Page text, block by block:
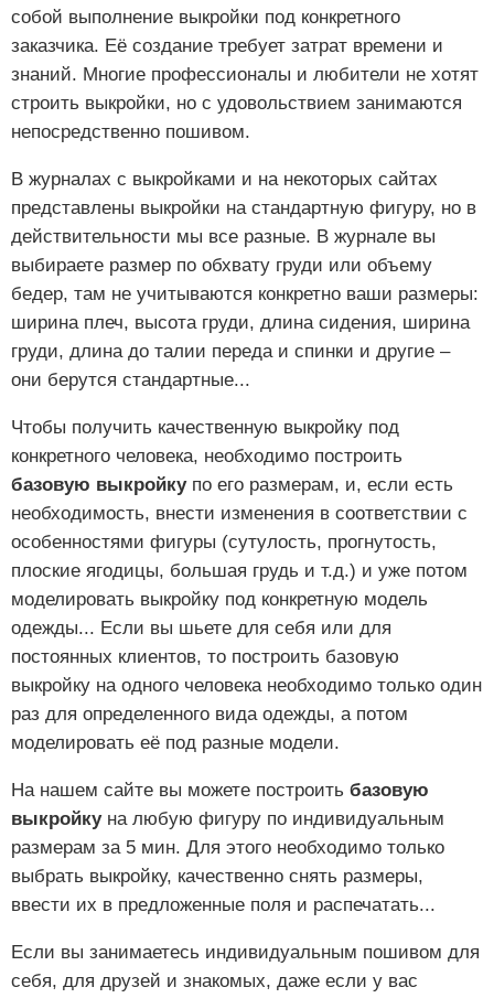
собой выполнение выкройки под конкретного
заказчика. Её создание требует затрат времени и
знаний. Многие профессионалы и любители не хотят
строить выкройки, но с удовольствием занимаются
непосредственно пошивом.
В журналах с выкройками и на некоторых сайтах
представлены выкройки на стандартную фигуру, но в
действительности мы все разные. В журнале вы
выбираете размер по обхвату груди или объему
бедер, там не учитываются конкретно ваши размеры:
ширина плеч, высота груди, длина сидения, ширина
груди, длина до талии переда и спинки и другие –
они берутся стандартные...
Чтобы получить качественную выкройку под
конкретного человека, необходимо построить
базовую выкройкупо его размерам, и, если есть
необходимость, внести изменения в соответствии с
особенностями фигуры (сутулость, прогнутость,
плоские ягодицы, большая грудь и т.д.) и уже потом
моделировать выкройку под конкретную модель
одежды... Если вы шьете для себя или для
постоянных клиентов, то построить базовую
выкройку на одного человека необходимо только один
раз для определенного вида одежды, а потом
моделировать её под разные модели.
На нашем сайте вы можете построить базовую
выкройкуна любую фигуру по индивидуальным
размерам за 5 мин. Для этого необходимо только
выбрать выкройку, качественно снять размеры,
ввести их в предложенные поля и распечатать...
Если вы занимаетесь индивидуальным пошивом для
себя, для друзей и знакомых, даже если у вас